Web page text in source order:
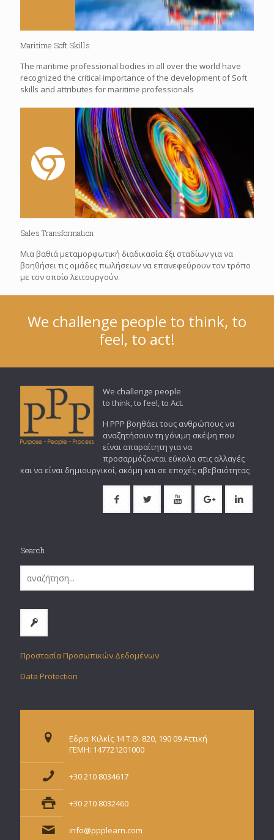
Maritime Soft Skills
The maritime professional bodies in all over the world have
recognized the critical importance of the development of Soft
skills and attributes for maritime professionals
Sales Transformation
Mια βαθιά μεταμορφωτική διαδικασία έξι σταδίων για να
βοηθήσει τις ομάδες πωλήσεων να επανεφεύρουν τον τρόπο
με τον οποίο λειτουργούν.
We challenge people to think, to
feel, to act!
We challenge people
to think, to feel, to Act.
Η PPP βοηθάει τους ανθρώπους να
αναζητήσουν τη γόνιμη σκέψη που
είναι απαραίτητη για να
προσαρμόζονται εύκολα στις αλλαγές
και να είναι δημιουργικοί, ακόμη και σε εποχές αβεβαιότητας
Search
Προστασία Προσωπικών Δεδομένων
Data Protection
Εδρα: Κιλκίς 14 Τ.Θ. 820, 190 09 Αττική
ΓΕΜΗ: 147721201000
+30 210 8034617
+30 210 8032460
info@ppplearn.com